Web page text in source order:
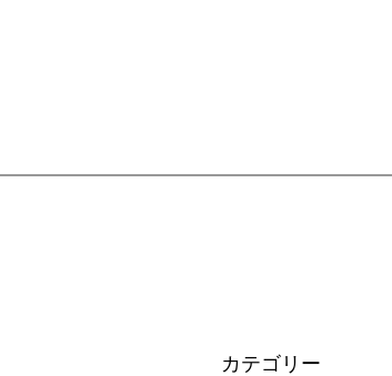
カテゴリー